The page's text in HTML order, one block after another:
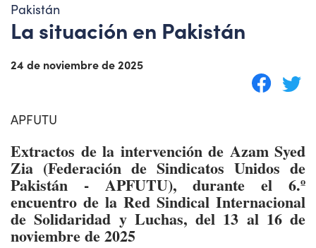
Pakistán
La situación en Pakistán
24 de noviembre de 2025
APFUTU
Extractos de la intervención de Azam Syed
Zia (Federación de Sindicatos Unidos de
Pakistán - APFUTU), durante el 6.º
encuentro de la Red Sindical Internacional
de Solidaridad y Luchas, del 13 al 16 de
noviembre de 2025